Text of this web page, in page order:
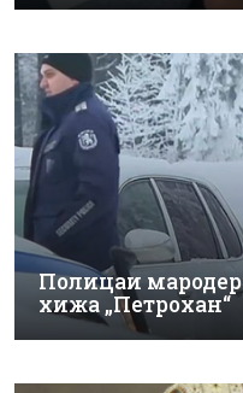
Полицаи
хижа „Петрохан“